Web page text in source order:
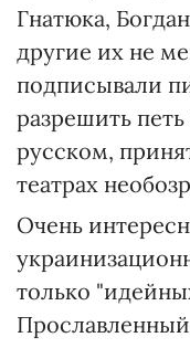
Гнатюка,
другие их не
подписывали
разрешить
русском,
театрах
Очень
только